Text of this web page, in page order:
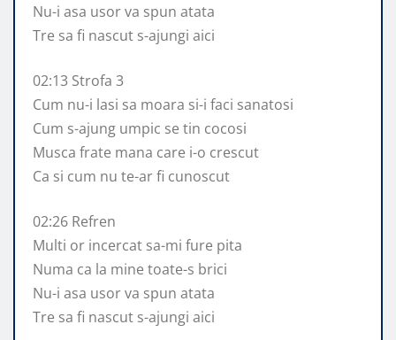
Nu-i asa usor va spun atata
Tre sa fi nascut s-ajungi aici
02:13 Strofa 3
Cum nu-i lasi sa moara si-i faci sanatosi
Cum s-ajung umpic se tin cocosi
Musca frate mana care i-o crescut
Ca si cum nu te-ar fi cunoscut
02:26 Refren
Multi or incercat sa-mi fure pita
Numa ca la mine toate-s brici
Nu-i asa usor va spun atata
Tre sa fi nascut s-ajungi aici